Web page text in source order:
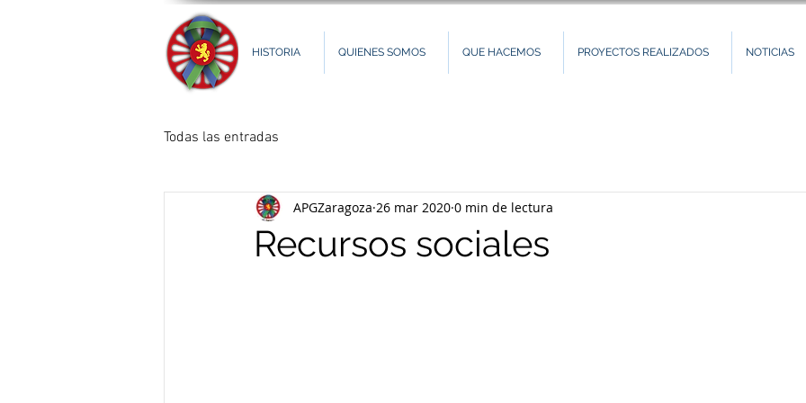
HISTORIA QUIENES SOMOS QUE HACEMOS PROYECTOS REALIZADOS NOTICIAS
Todas las entradas
Recursos sociales
APGZaragoza 26 mar 2020 0 min de lectura